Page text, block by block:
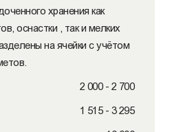
хранения как
оснастки , так и мелких
на ячейки с учётом
2 000 - 2 700
1 515 - 3 295